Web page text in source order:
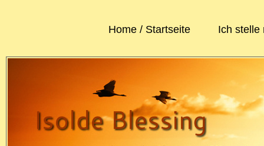
Home / Startseite Ich stelle